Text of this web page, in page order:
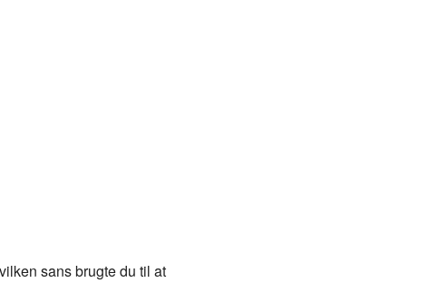
sans brugte du til at